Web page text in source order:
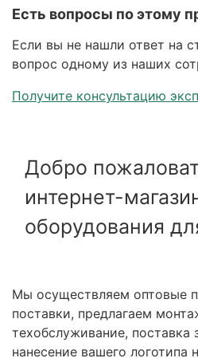
Есть вопросы по этому
Если вы не нашли ответ на
вопрос одному из наших
Получите консультацию
Добро
интернет-
оборудования
Мы осуществляем оптовые
поставки, предлагаем
техобслуживание, поставка
нанесение вашего логотипа